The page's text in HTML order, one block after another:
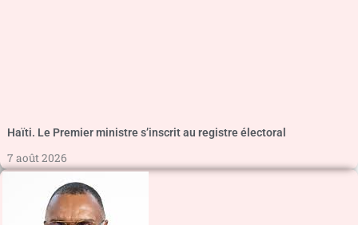
Haïti. Le Premier ministre s’inscrit au registre électoral
7 août 2026